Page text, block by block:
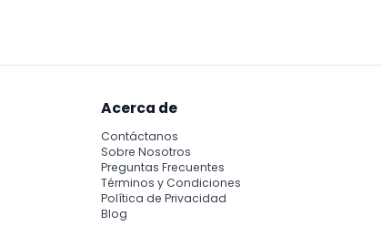
Acerca de
Contáctanos
Sobre Nosotros
Preguntas Frecuentes
Términos y Condiciones
Política de Privacidad
Blog